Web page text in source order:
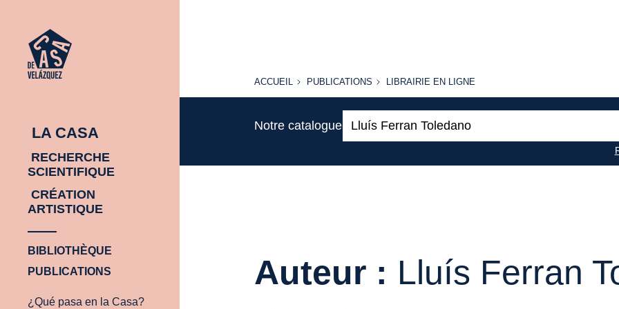
LA CASA
RECHERCHE
SCIENTIFIQUE
CRÉATION
ARTISTIQUE
BIBLIOTHÈQUE
PUBLICATIONS
¿Qué pasa en la Casa?
ACCUEIL
ACCUEIL PUBLICATIONS
PUBLICATIONS
LIBRAIRIE
LIBRAIRIE EN LIGNE
Notre catalogue:
Auteur : Lluís Ferran